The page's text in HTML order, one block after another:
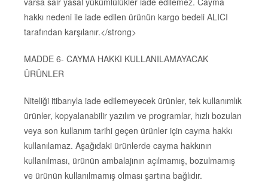
hakkı nedeni ile iade edilen ürünün kargo bedeli ALICI
tarafından karşılanır.</strong>
MADDE 6- CAYMA HAKKI KULLANILAMAYACAK
ÜRÜNLER
Niteliği itibarıyla iade edilemeyecek ürünler, tek kullanımlık
ürünler, kopyalanabilir yazılım ve programlar, hızlı bozulan
veya son kullanım tarihi geçen ürünler için cayma hakkı
kullanılamaz. Aşağıdaki ürünlerde cayma hakkının
kullanılması, ürünün ambalajının açılmamış, bozulmamış
ve ürünün kullanılmamış olması şartına bağlıdır.